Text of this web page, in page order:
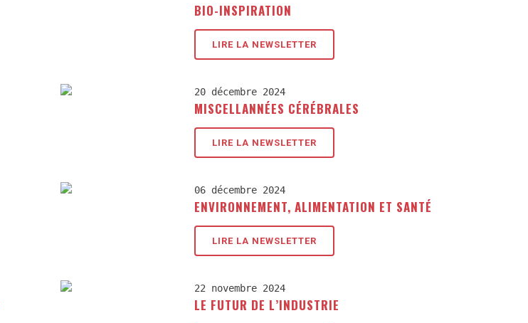
BIO-INSPIRATION
LIRE LA NEWSLETTER
20 décembre 2024
MISCELLANNÉES CÉRÉBRALES
LIRE LA NEWSLETTER
06 décembre 2024
ENVIRONNEMENT, ALIMENTATION ET SANTÉ
LIRE LA NEWSLETTER
22 novembre 2024
LE FUTUR DE L’INDUSTRIE